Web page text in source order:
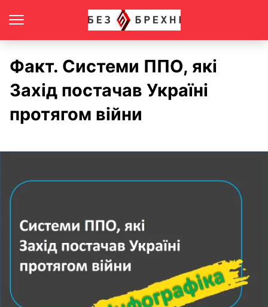
Факт. Системи ППО, які
Захід постачав Україні
протягом війни